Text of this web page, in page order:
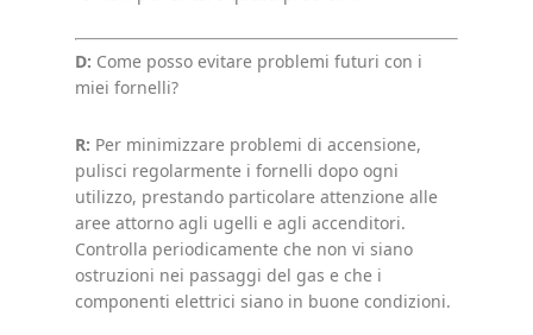
D: Come posso evitare problemi futuri con i
miei fornelli?
R: Per minimizzare problemi di accensione,
pulisci regolarmente i fornelli dopo ogni
utilizzo, prestando particolare attenzione alle
aree attorno agli ugelli e agli accenditori.
Controlla periodicamente che non vi siano
ostruzioni nei passaggi del gas e che i
componenti elettrici siano in buone condizioni.